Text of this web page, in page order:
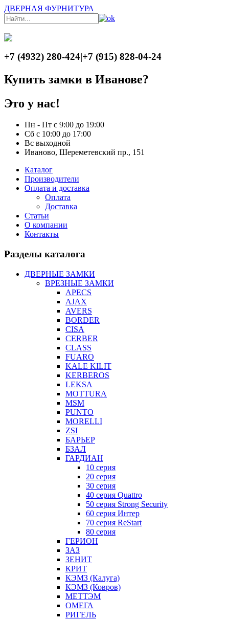
ДВЕРНАЯ ФУРНИТУРА
+7 (4932) 280-424|+7 (915) 828-04-24
Купить замки в Иванове?
Это у нас!
Пн - Пт с 9:00 до 19:00
Сб с 10:00 до 17:00
Вс выходной
Иваново, Шереметевский пр., 151
Каталог
Производители
Оплата и доставка
Оплата
Доставка
Статьи
О компании
Контакты
Разделы каталога
ДВЕРНЫЕ ЗАМКИ
ВРЕЗНЫЕ ЗАМКИ
APECS
AJAX
AVERS
BORDER
CISA
CERBER
CLASS
FUARO
KALE KILIT
KERBEROS
LEKSA
MOTTURA
MSM
PUNTO
MORELLI
ZSI
БАРЬЕР
БЗАЛ
ГАРДИАН
10 серия
20 серия
30 серия
40 серия Quattro
50 серия Strong Security
60 серия Интер
70 серия ReStart
80 серия
ГЕРИОН
ЗАЗ
ЗЕНИТ
КРИТ
КЭМЗ (Калуга)
КЭМЗ (Ковров)
МЕТТЭМ
ОМЕГА
РИГЕЛЬ